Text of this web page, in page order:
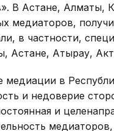
В Астане, Алматы,
медиаторов,
в частности,
Астане, Атырау,
в
и недоверие
и
медиаторов,